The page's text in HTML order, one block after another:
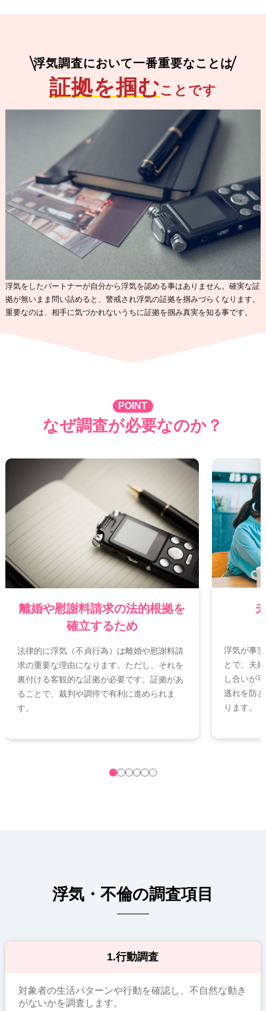
浮気調査において一番重要なことは
証拠を掴むことです
浮気をしたパートナーが自分から浮気を認める事はありません。確実な証
拠が無いまま問い詰めると、警戒され浮気の証拠を掴みづらくなります。
重要なのは、相手に気づかれないうちに証拠を掴み真実を知る事です。
POINT
なぜ調査が必要なのか？
離婚や慰謝料請求の法的根拠を
確立するため
法律的に浮気（不貞行為）は離婚や慰謝料請
求の重要な理由になります。ただし、それを
裏付ける客観的な証拠が必要です。証拠があ
ることで、裁判や調停で有利に進められま
す。
浮気が事
とで、夫
し合いが
逃れを防
ります。
浮気・不倫の調査項目
1.行動調査
対象者の生活パターンや行動を確認し、不自然な動き
がないかを調査します。